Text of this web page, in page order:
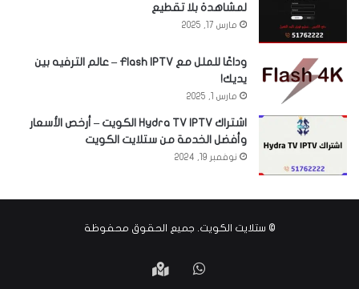
لمشاهدة بلا تقطيع
مارس 17, 2025
وداعًا للملل مع Flash IPTV – عالم الترفيه بين
يديك!
مارس 1, 2025
اشتراك Hydra TV IPTV الكويت – أرخص الأسعار
وأفضل الخدمة من ستلايت الكويت
نوفمبر 19, 2024
© ستلايت الكويت. جميع الحقوق محفوظة
واتسابGoogle